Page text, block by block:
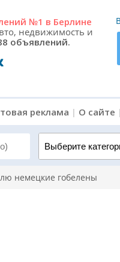
№1 в Берлине
недвижимость и
объявлений.
реклама | О сайте |
Выберите
немецкие гобелены